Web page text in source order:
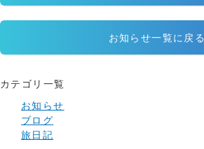
お知らせ一覧に戻る
カテゴリ一覧
お知らせ
ブログ
旅日記